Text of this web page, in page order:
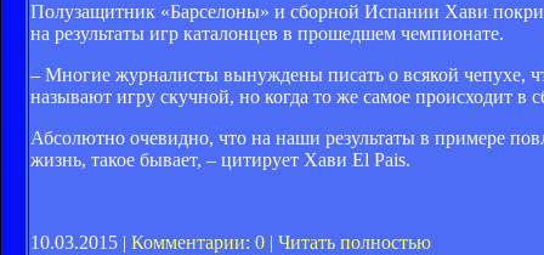
Полузащитник «Барселоны» и сборной Испании Хави
на результаты игр каталонцев в прошедшем чемпионате.
– Многие журналисты вынуждены писать о всякой чепухе,
называют игру скучной, но когда то же самое происходит в
Абсолютно очевидно, что на наши результаты в примере
жизнь, такое бывает, – цитирует Хави El Pais.
10.03.2015 | Комментарии: 0 | Читать полностью